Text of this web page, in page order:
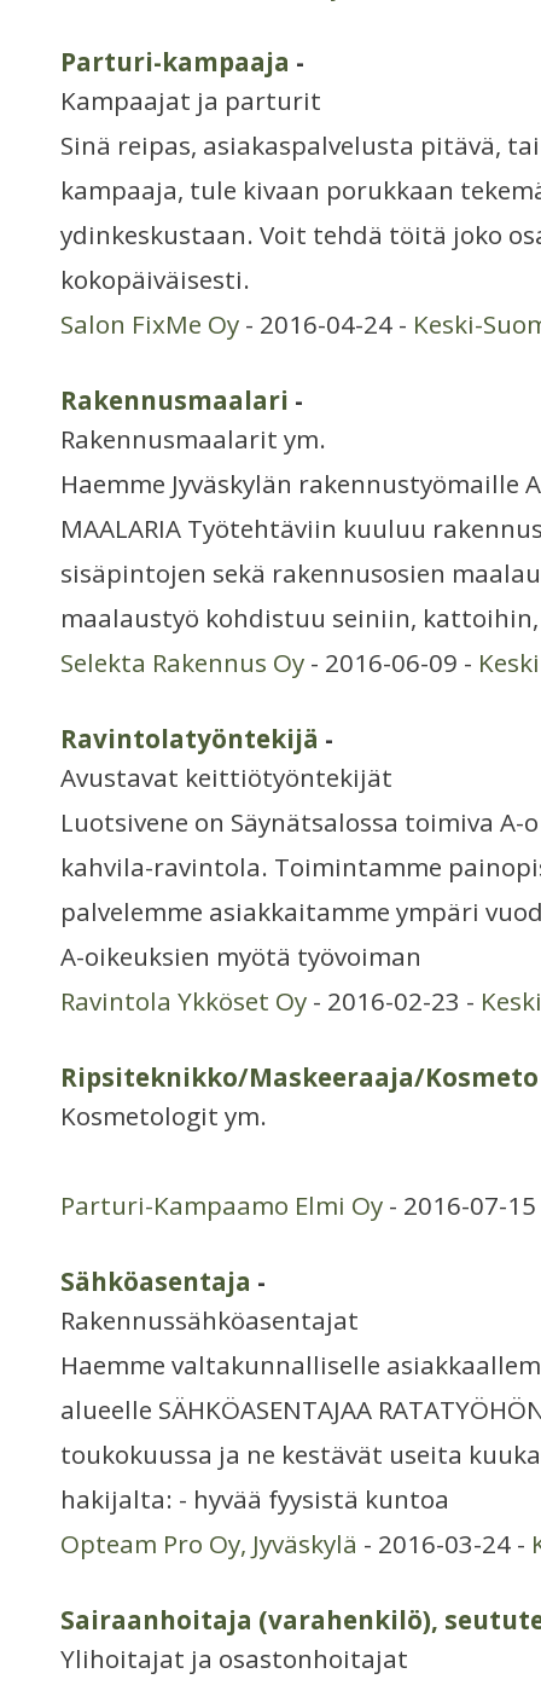
Parturi-kampaaja -
Kampaajat ja parturit
Sinä reipas, asiakaspalvelusta pitävä,
kampaaja, tule kivaan porukkaan
ydinkeskustaan. Voit tehdä töitä joko
kokopäiväisesti.
Salon FixMe Oy - 2016-04-24 - Keski-
Rakennusmaalari -
Rakennusmaalarit ym.
Haemme Jyväskylän rakennustyömaille
MAALARIA Työtehtäviin kuuluu
sisäpintojen sekä rakennusosien
maalaustyö kohdistuu seiniin, kattoihin,
Selekta Rakennus Oy - 2016-06-09 -
Ravintolatyöntekijä -
Avustavat keittiötyöntekijät
Luotsivene on Säynätsalossa toimiva
kahvila-ravintola. Toimintamme
palvelemme asiakkaitamme ympäri
A-oikeuksien myötä työvoiman
Ravintola Ykköset Oy - 2016-02-23 -
Ripsiteknikko/Maskeeraaja/
Kosmetologit ym.
Parturi-Kampaamo Elmi Oy - 2016-07-
Sähköasentaja -
Rakennussähköasentajat
Haemme valtakunnalliselle
alueelle SÄHKÖASENTAJAA
toukokuussa ja ne kestävät useita
hakijalta: - hyvää fyysistä kuntoa
Opteam Pro Oy, Jyväskylä - 2016-03-24 -
Sairaanhoitaja (varahenkilö),
Ylihoitajat ja osastonhoitajat